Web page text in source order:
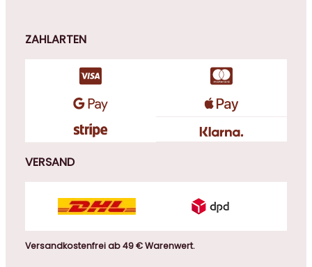
ZAHLARTEN
VERSAND
Versandkostenfrei ab 49 € Warenwert.